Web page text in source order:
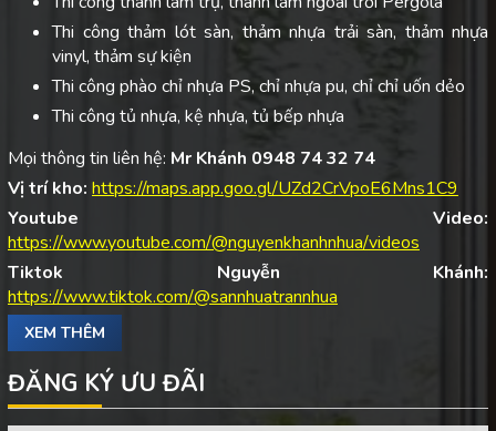
Thi công thảm lót sàn, thảm nhựa trải sàn, thảm nhựa
vinyl, thảm sự kiện
Thi công phào chỉ nhựa PS, chỉ nhựa pu, chỉ chỉ uốn dẻo
Thi công tủ nhựa, kệ nhựa, tủ bếp nhựa
Mọi thông tin liên hệ: Mr Khánh 0948 74 32 74
Vị trí kho: https://maps.app.goo.gl/UZd2CrVpoE6Mns1C9
Youtube Video:
https://www.youtube.com/@nguyenkhanhnhua/videos
Tiktok Nguyễn Khánh:
https://www.tiktok.com/@sannhuatrannhua
XEM THÊM
ĐĂNG KÝ ƯU ĐÃI